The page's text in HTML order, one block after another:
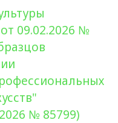
09.02.2026 №
№ 85799)